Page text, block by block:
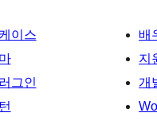
이스
그인
배
지
개